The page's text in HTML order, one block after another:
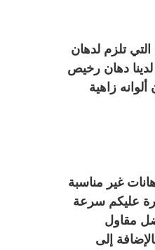
تلزم لدهان
دهان رخيص
زاهية
غير مناسبة
عليكم سرعة
مقاول
إلى